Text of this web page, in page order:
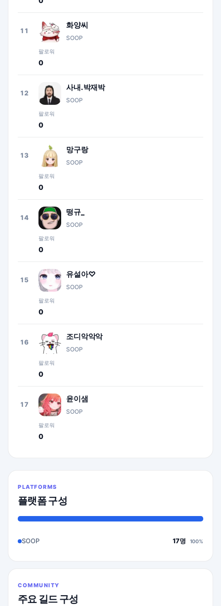
11
화양씨
SOOP
팔로워
0
12
사내.박재박
SOOP
팔로워
0
13
망구랑
SOOP
팔로워
0
14
떵규_
SOOP
팔로워
0
15
유설아♡
SOOP
팔로워
0
16
조디악악악
SOOP
팔로워
0
17
윤이샘
SOOP
팔로워
0
PLATFORMS
플랫폼 구성
SOOP 17명 100%
COMMUNITY
주요 길드 구성